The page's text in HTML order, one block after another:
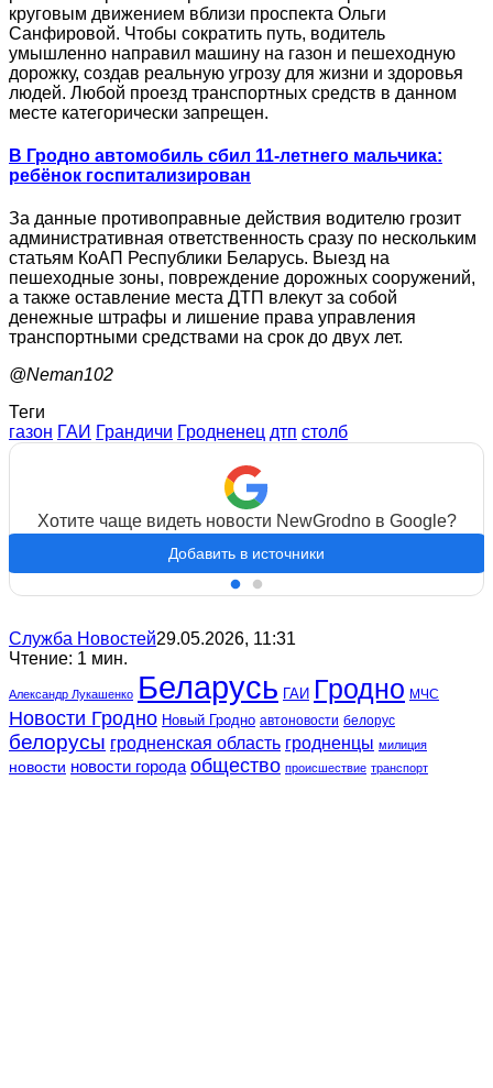
круговым движением вблизи проспекта Ольги
Санфировой. Чтобы сократить путь, водитель
умышленно направил машину на газон и пешеходную
дорожку, создав реальную угрозу для жизни и здоровья
людей. Любой проезд транспортных средств в данном
месте категорически запрещен.
В Гродно автомобиль сбил 11-летнего мальчика:
ребёнок госпитализирован
За данные противоправные действия водителю грозит
административная ответственность сразу по нескольким
статьям КоАП Республики Беларусь. Выезд на
пешеходные зоны, повреждение дорожных сооружений,
а также оставление места ДТП влекут за собой
денежные штрафы и лишение права управления
транспортными средствами на срок до двух лет.
@Neman102
Теги
газон ГАИ Грандичи Гродненец дтп столб
Хотите чаще видеть новости NewGrodno в Google?
Добавить в источники
Служба Новостей29.05.2026, 11:31
Чтение: 1 мин.
Александр Лукашенко Беларусь ГАИ Гродно МЧС
Новости Гродно Новый Гродно автоновости белорус
белорусы гродненская область гродненцы милиция
новости новости города общество происшествие транспорт